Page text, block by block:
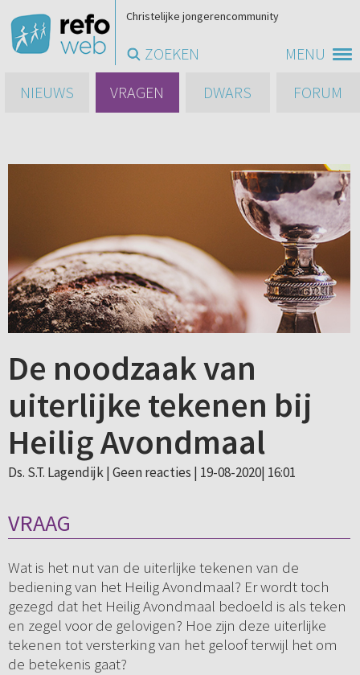
MENU
Christelijke jongerencommunity
ZOEKEN
NIEUWS
VRAGEN DWARS FORUM
De noodzaak van
uiterlijke tekenen bij
Heilig Avondmaal
Ds. S.T. Lagendijk | Geen reacties | 19-08-2020| 16:01
VRAAG
Wat is het nut van de uiterlijke tekenen van de
bediening van het Heilig Avondmaal? Er wordt toch
gezegd dat het Heilig Avondmaal bedoeld is als teken
en zegel voor de gelovigen? Hoe zijn deze uiterlijke
tekenen tot versterking van het geloof terwijl het om
de betekenis gaat?